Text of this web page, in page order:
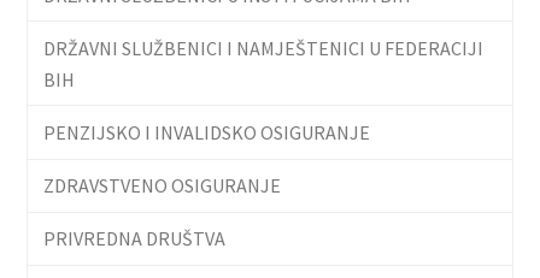
DRŽAVNI SLUŽBENICI I NAMJEŠTENICI U FEDERACIJI
BIH
PENZIJSKO I INVALIDSKO OSIGURANJE
ZDRAVSTVENO OSIGURANJE
PRIVREDNA DRUŠTVA